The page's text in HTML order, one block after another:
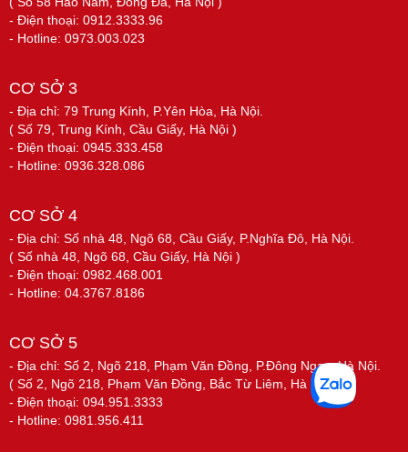
- Điện thoại: 0912.3333.96
- Hotline: 0973.003.023
CƠ SỞ 3
- Địa chỉ: 79 Trung Kính, P.Yên Hòa, Hà Nội.
( Số 79, Trung Kính, Cầu Giấy, Hà Nội )
- Điện thoại: 0945.333.458
- Hotline: 0936.328.086
CƠ SỞ 4
- Địa chỉ: Số nhà 48, Ngõ 68, Cầu Giấy, P.Nghĩa Đô, Hà Nội.
( Số nhà 48, Ngõ 68, Cầu Giấy, Hà Nội )
- Điện thoại: 0982.468.001
- Hotline: 04.3767.8186
CƠ SỞ 5
- Địa chỉ: Số 2, Ngõ 218, Phạm Văn Đồng, P.Đông Ngạc, Hà Nội.
( Số 2, Ngõ 218, Phạm Văn Đồng, Bắc Từ Liêm, Hà Nội )
- Điện thoại: 094.951.3333
- Hotline: 0981.956.411